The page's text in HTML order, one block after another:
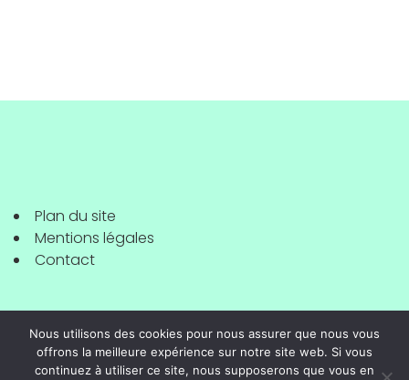
Plan du site
Mentions légales
Contact
Nous utilisons des cookies pour nous assurer que nous vous
offrons la meilleure expérience sur notre site web. Si vous
continuez à utiliser ce site, nous supposerons que vous en